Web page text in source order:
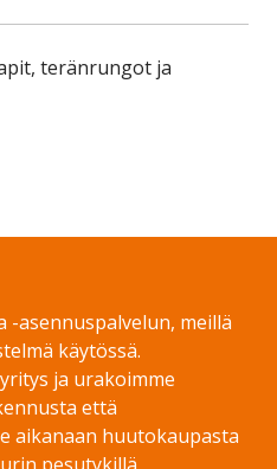
teränrungot ja
-asennuspalvelun, meillä
käytössä.
ja urakoimme
että
aikanaan huutokaupasta